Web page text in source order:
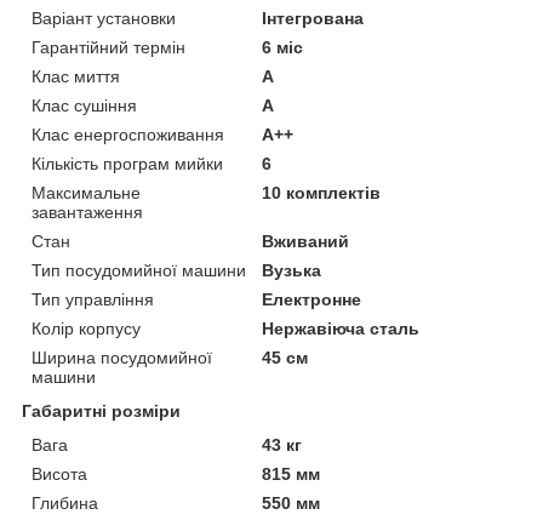
Варіант установки
Інтегрована
Гарантійний термін
6 міс
Клас миття
A
Клас сушіння
A
Клас енергоспоживання
A++
Кількість програм мийки
6
Максимальне
завантаження
10 комплектів
Стан
Вживаний
Тип посудомийної машини
Вузька
Тип управління
Електронне
Колір корпусу
Нержавіюча сталь
Ширина посудомийної
машини
45 см
Габаритні розміри
Вага
43 кг
Висота
815 мм
Глибина
550 мм